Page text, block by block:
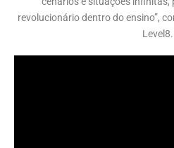
revolucionário dentro do ensino”,
Level8.